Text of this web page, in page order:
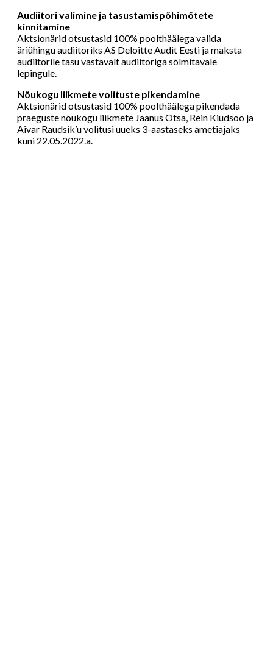
Audiitori valimine ja tasustamispõhimõtete
kinnitamine
Aktsionärid otsustasid 100% poolthäälega valida
äriühingu audiitoriks AS Deloitte Audit Eesti ja maksta
audiitorile tasu vastavalt audiitoriga sõlmitavale
lepingule.
Nõukogu liikmete volituste pikendamine
Aktsionärid otsustasid 100% poolthäälega pikendada
praeguste nõukogu liikmete Jaanus Otsa, Rein Kiudsoo ja
Aivar Raudsik’u volitusi uueks 3-aastaseks ametiajaks
kuni 22.05.2022.a.